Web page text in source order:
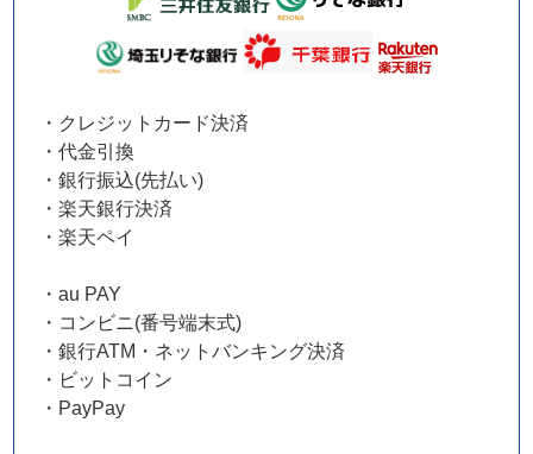
・クレジットカード決済
・代金引換
・銀行振込(先払い)
・楽天銀行決済
・楽天ペイ
・au PAY
・コンビニ(番号端末式)
・銀行ATM・ネットバンキング決済
・ビットコイン
・PayPay